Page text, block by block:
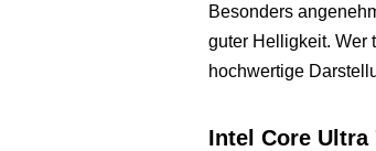
Besonders
guter Helligkeit. Wer
hochwertige
Intel Core